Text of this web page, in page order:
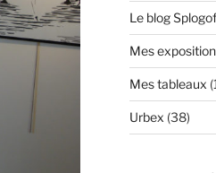
Le blog
Mes
Mes tableaux
Urbex (38)